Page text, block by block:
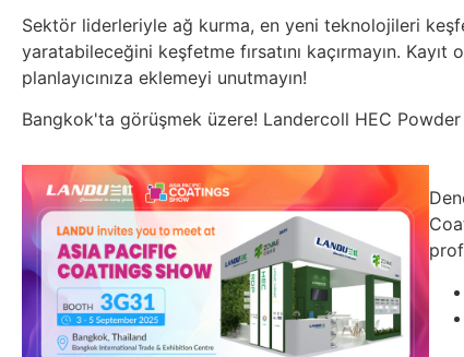
Sektör liderleriyle ağ kurma, en yeni teknolojileri
yaratabileceğini keşfetme fırsatını kaçırmayın.
planlayıcınıza eklemeyi unutmayın!
Bangkok'ta görüşmek üzere! Landercoll HEC